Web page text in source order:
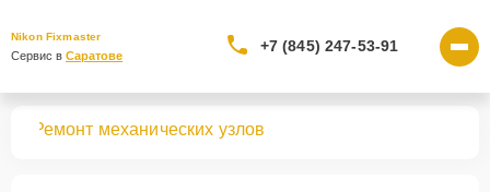
Nikon Fixmaster
Сервис в Саратове
+7 (845) 247-53-91
Ремонт механических узлов